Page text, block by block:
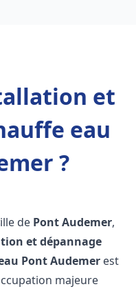
et
eau
?
de Pont Audemer,
et dépannage
Pont Audemer est
majeure